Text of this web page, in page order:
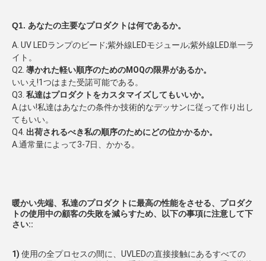
Q1. あなたの主要なプロダクトは何であるか。
A. UV LEDランプのビード;紫外線LEDモジュール;紫外線LED単一ラ
イト。
Q2. 導かれた軽い順序のためのMOQの限界があるか。
いいえ!1つはまた受諾可能である。
Q3. 私達はプロダクトをカスタマイズしてもいいか。
A. はい!私達はあなたの条件か技術的なデッサンに従って作り出し
てもいい。
Q4. 出荷されるべき私の順序のためにどの位かかるか。
A.通常量によって3-7日、かかる。
暖かい先端、私達のプロダクトに最高の性能をさせる、プロダク
トの使用中の顧客の失敗を減らすため、以下の事項に注意して下
さい::
1) 使用の全プロセスの間に、UVLEDの直接接触にあるすべての